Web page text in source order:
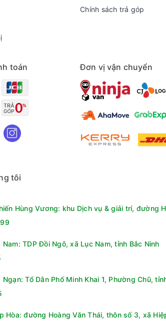
Chính sách trả góp
toán Đơn vị vận chuyển
tôi
Hùng Vương: khu Dịch vụ & giải trí, đường
Nam: TDP Đồi Ngô, xã Lục Nam, tỉnh Bắc Ninh
Ngạn: Tổ Dân Phố Minh Khai 1, Phường Chũ,
Hòa: đường Hoàng Văn Thái, thôn số 3, xã